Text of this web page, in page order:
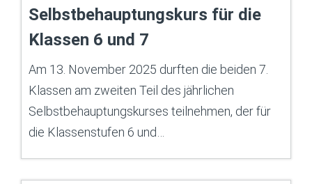
Selbstbehauptungskurs für die
Klassen 6 und 7
Am 13. November 2025 durften die beiden 7.
Klassen am zweiten Teil des jährlichen
Selbstbehauptungskurses teilnehmen, der für
die Klassenstufen 6 und…